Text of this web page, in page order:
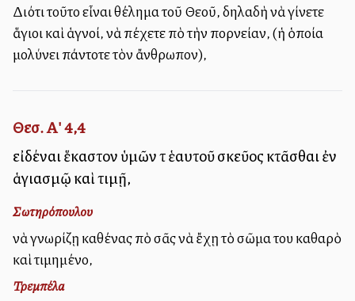
Διότι τοῦτο εἶναι θέλημα τοῦ Θεοῦ, δηλαδὴ νὰ γίνετε
ἅγιοι καὶ ἁγνοί, νὰ ἀπέχετε ἀπὸ τὴν πορνείαν, (ἡ ὁποία
μολύνει πάντοτε τὸν ἄνθρωπον),
Θεσ. Α' 4,4
εἰδέναι ἕκαστον ὑμῶν τὸ ἑαυτοῦ σκεῦος κτᾶσθαι ἐν
ἁγιασμῷ καὶ τιμῇ,
Σωτηρόπουλου
νὰ γνωρίζῃ καθένας ἀπὸ σᾶς νὰ ἔχῃ τὸ σῶμα του καθαρὸ
καὶ τιμημένο,
Τρεμπέλα